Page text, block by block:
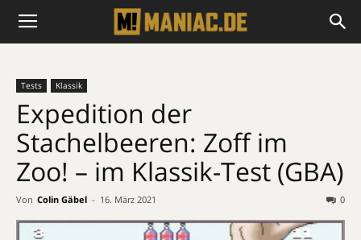
Tests Klassik
Expedition der
Stachelbeeren: Zoff im
Zoo! – im Klassik-Test (GBA)
Von Colin Gäbel - 16. März 2021 0